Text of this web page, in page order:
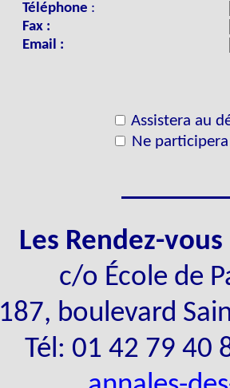
Téléphone :
Fax :
Email :
Assistera au
Ne
Les Rendez-
c/o École de
187, boulevard
Tél: 01 42 79 40